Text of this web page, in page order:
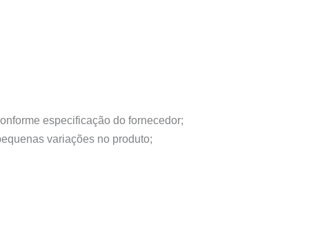
especificação do fornecedor;
variações no produto;